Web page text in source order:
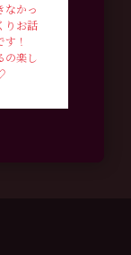
なかっ
りお話
！
の楽し